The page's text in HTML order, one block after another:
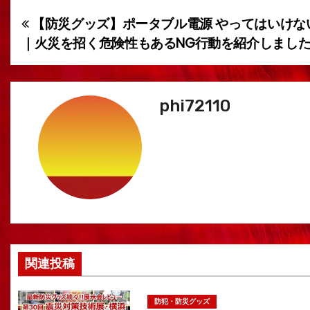
投
稿
ナ
ゲ
ー
ョ
ン
【防災グッズ】ポータブル電源 やってはいけ
｜火災を招く危険性もあるNG行動を紹介しまし
phi72110
関連投稿
防犯・防災グッズ